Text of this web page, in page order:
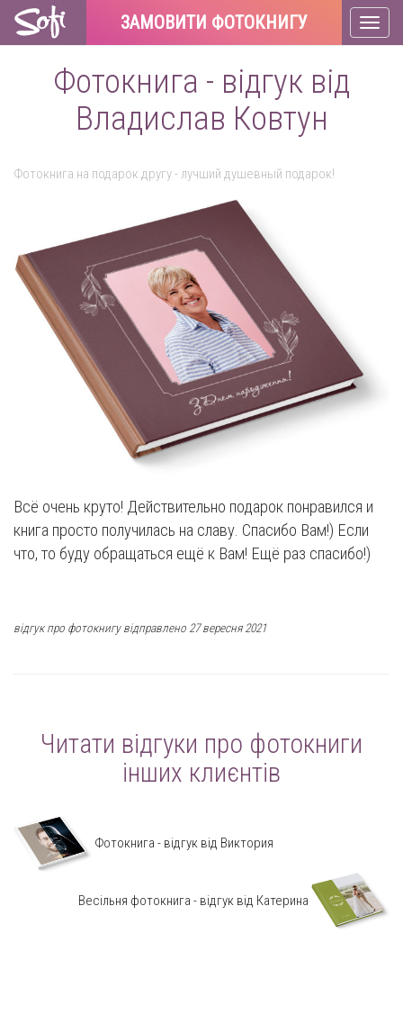
ЗАМОВИТИ ФОТОКНИГУ
Фотокнига - відгук від
Владислав Ковтун
Фотокнига на подарок другу - лучший душевный подарок!
Всё очень круто! Действительно подарок понравился и
книга просто получилась на славу. Спасибо Вам!) Если
что, то буду обращаться ещё к Вам! Ещё раз спасибо!)
відгук про фотокнигу відправлено 27 вересня 2021
Читати відгуки про фотокниги
інших клиєнтів
Фотокнига - відгук від Виктория
Весільня фотокнига - відгук від Катерина